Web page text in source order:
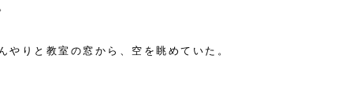
やりと教室の窓から、空を眺めていた。